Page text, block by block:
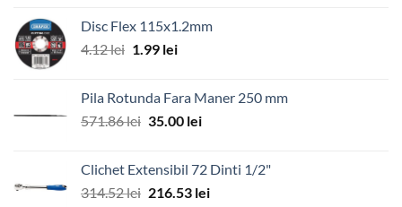
fost:
571.00 lei.
65.00 lei.
Disc Flex 115x1.2mm
4.12lei Prețul
fost:
4.12 lei.
1.99 leiPrețul
1.99 lei.
Pila Rotunda Fara Maner 250 mm
571.86lei Prețul
fost:
571.86 lei.
35.00 leiPrețul
35.00 lei.
Clichet Extensibil 72 Dinti 1/2"
314.52lei Prețul
216.53 leiPrețul